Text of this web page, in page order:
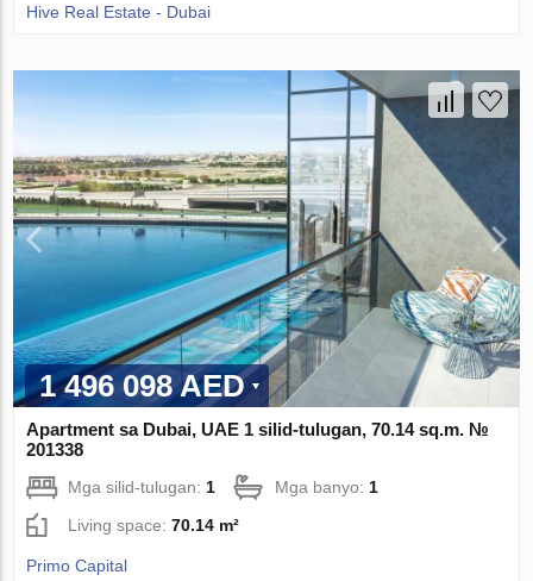
Hive Real Estate - Dubai
1 496 098 AED
Apartment sa Dubai, UAE 1 silid-tulugan, 70.14 sq.m. №
201338
Mga silid-tulugan:1 Mga banyo:1
Living space:70.14 m²
Primo Capital